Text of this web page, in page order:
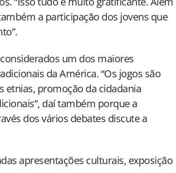
a participação dos jovens que
um dos maiores
da América. “Os jogos são
etnias, promoção da cidadania
daí também porque a
dos vários debates discute a
apresentações culturais, exposição